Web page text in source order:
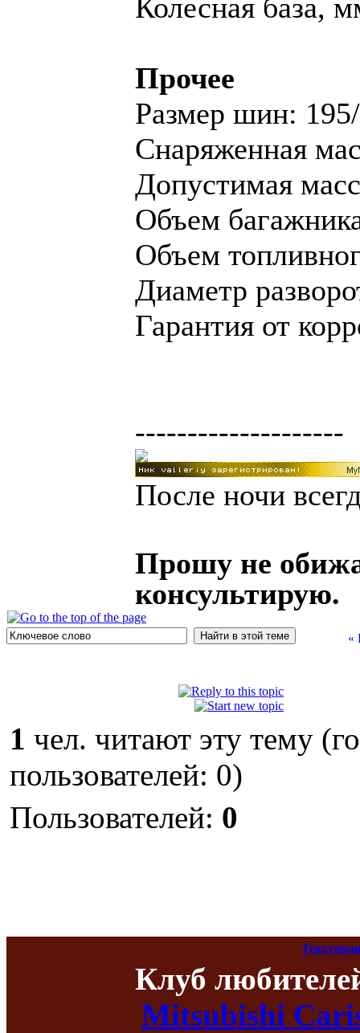
Колесная база,
Прочее
Размер шин:
Снаряженная
Допустимая
Объем
Объем
Диаметр
Гарантия от
--------------------
После ночи
Прошу не
консультирую.
«
1 чел. читают эту тему
пользователей: 0)
Пользователей: 0
Клуб
Mitsubishi